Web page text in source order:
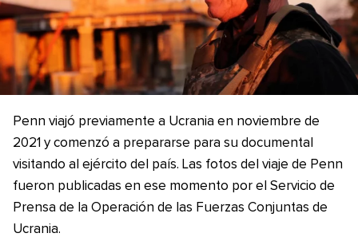
Penn viajó previamente a Ucrania en noviembre de
2021 y comenzó a prepararse para su documental
visitando al ejército del país. Las fotos del viaje de Penn
fueron publicadas en ese momento por el Servicio de
Prensa de la Operación de las Fuerzas Conjuntas de
Ucrania.